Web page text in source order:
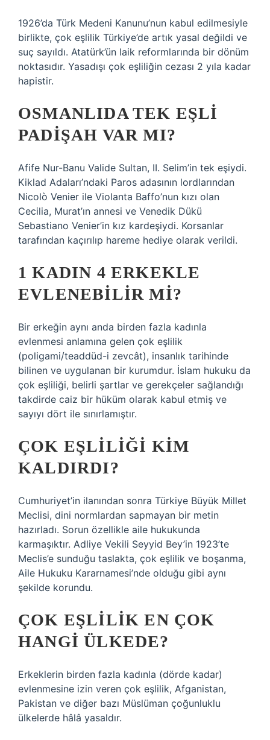
1926’da Türk Medeni Kanunu’nun kabul edilmesiyle
birlikte, çok eşlilik Türkiye’de artık yasal değildi ve
suç sayıldı. Atatürk’ün laik reformlarında bir dönüm
noktasıdır. Yasadışı çok eşliliğin cezası 2 yıla kadar
hapistir.
OSMANLIDA TEK EŞLI
PADIŞAH VAR MI?
Afife Nur-Banu Valide Sultan, II. Selim’in tek eşiydi.
Kiklad Adaları’ndaki Paros adasının lordlarından
Nicolò Venier ile Violanta Baffo’nun kızı olan
Cecilia, Murat’ın annesi ve Venedik Dükü
Sebastiano Venier’in kız kardeşiydi. Korsanlar
tarafından kaçırılıp hareme hediye olarak verildi.
1 KADIN 4 ERKEKLE
EVLENEBILIR MI?
Bir erkeğin aynı anda birden fazla kadınla
evlenmesi anlamına gelen çok eşlilik
(poligami/teaddüd-i zevcât), insanlık tarihinde
bilinen ve uygulanan bir kurumdur. İslam hukuku da
çok eşliliği, belirli şartlar ve gerekçeler sağlandığı
takdirde caiz bir hüküm olarak kabul etmiş ve
sayıyı dört ile sınırlamıştır.
ÇOK EŞLILIĞI KIM
KALDIRDI?
Cumhuriyet’in ilanından sonra Türkiye Büyük Millet
Meclisi, dini normlardan sapmayan bir metin
hazırladı. Sorun özellikle aile hukukunda
karmaşıktır. Adliye Vekili Seyyid Bey’in 1923’te
Meclis’e sunduğu taslakta, çok eşlilik ve boşanma,
Aile Hukuku Kararnamesi’nde olduğu gibi aynı
şekilde korundu.
ÇOK EŞLILIK EN ÇOK
HANGI ÜLKEDE?
Erkeklerin birden fazla kadınla (dörde kadar)
evlenmesine izin veren çok eşlilik, Afganistan,
Pakistan ve diğer bazı Müslüman çoğunluklu
ülkelerde hâlâ yasaldır.